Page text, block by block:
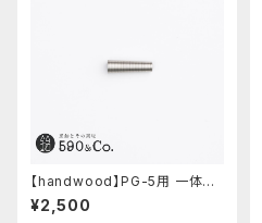
【handwood】PG-5用 一体型
ノック部カバー (グルーブ/ステン
レス)
¥2,500